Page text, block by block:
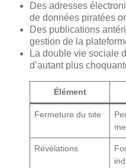
Des adresses
de données piratées
Des publications
gestion de la
La double vie sociale
d’autant plus
Élément
Fermeture du site
Révélations